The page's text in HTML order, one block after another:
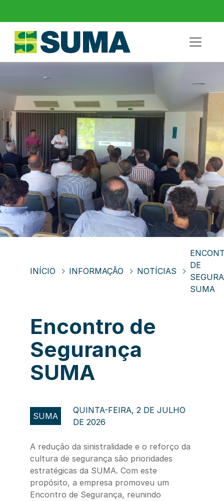
INÍCIO INFORMAÇÃO NOTÍCIAS
DE
SUMA
Encontro de
Segurança
SUMA
SUMA
QUINTA-FEIRA, 2 DE JULHO
DE 2026
A redução da sinistralidade e o reforço da
cultura de segurança são prioridades
estratégicas da SUMA. Com este
propósito, a empresa promoveu um
Encontro de Segurança, reunindo